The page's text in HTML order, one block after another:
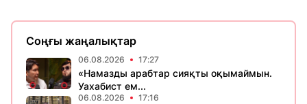
Соңғы жаңалықтар
06.08.2026 17:27
«Намазды арабтар сияқты оқымаймын.
Уахабист ем...
06.08.2026 17:16